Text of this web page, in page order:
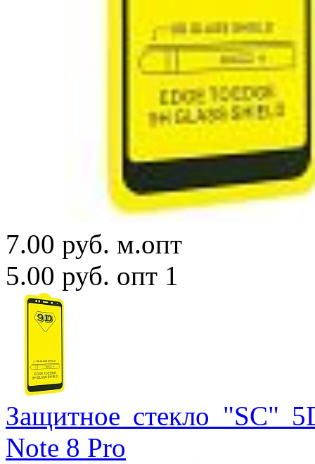
7.00 руб. м.опт
5.00 руб. опт 1
Защитное стекло "SC"
Note 8 Pro